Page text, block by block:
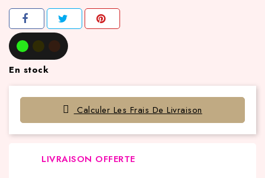
En stock
Calculer Les Frais De Livraison
LIVRAISON OFFERTE